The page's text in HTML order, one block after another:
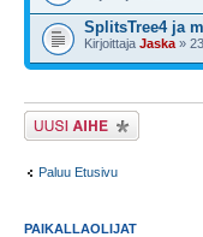
SplitsTree4 ja
Kirjoittaja Jaska »
Lähetä uusi viesti
Paluu Etusivu
PAIKALLAOLIJAT